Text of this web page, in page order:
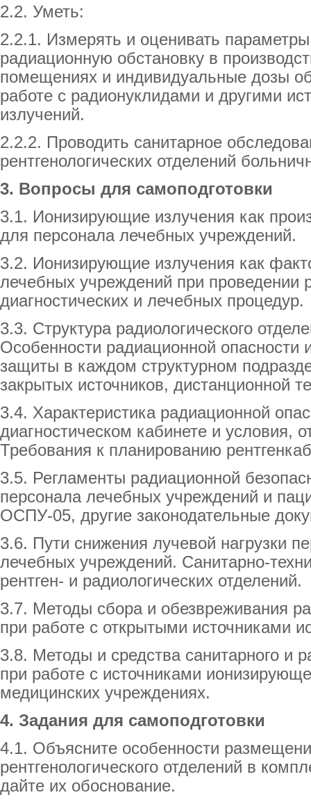
2.2. Уметь:
2.2.1. Измерять и оценивать
радиационную обстановку в
помещениях и индивидуальные дозы
работе с радионуклидами и другими
излучений.
2.2.2. Проводить санитарное
рентгенологических отделений
3. Вопросы для самоподготовки
3.1. Ионизирующие излучения как
для персонала лечебных учреждений.
3.2. Ионизирующие излучения как
лечебных учреждений при проведении
диагностических и лечебных процедур.
3.3. Структура радиологического
Особенности радиационной опасности
защиты в каждом структурном
закрытых источников, дистанционной
3.4. Характеристика радиационной
диагностическом кабинете и условия,
Требования к планированию
3.5. Регламенты радиационной
персонала лечебных учреждений и
ОСПУ-05, другие законодательные
3.6. Пути снижения лучевой нагрузки
лечебных учреждений. Санитарно-
рентген- и радиологических отделений.
3.7. Методы сбора и обезвреживания
при работе с открытыми источниками
3.8. Методы и средства санитарного и
при работе с источниками
медицинских учреждениях.
4. Задания для самоподготовки
4.1. Объясните особенности
рентгенологического отделений в
дайте их обоснование.